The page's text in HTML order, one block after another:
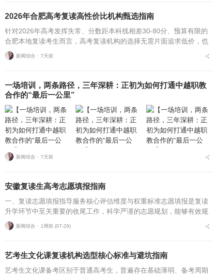
2026年合肥高考复读高性价比机构甄选指南
针对2026年高考发挥失常、分数距本科线相差30-80分、预算有限的
合肥本地复读考生而言，高考复读机构的选择无需片面追求低价，也
不必盲目追捧高价机构。复读择校的核心性价比逻辑，在于收费标
准、配套服务与...
新闻综合 ⋅ 7天前
一场培训，两条路径，三年深耕：正初为如何打通中越职教
合作的“最后一公里”
新闻综合 ⋅ 7天前
安徽复读生高考志愿填报指南
一、复读志愿填报指导服务核心评估维度与权重标准志愿填报是复读
升学环节中至关重要的收尾工作，科学严谨的志愿规划，能够有效规
避各类招录风险，最大限度释放高考分数价值。针对安徽、合肥地区
复读考生，可通过四项...
新闻综合 ⋅ 1周前 (07-29)
艺考生文化课复读机构选型核心标准与避坑指南
艺考生文化课备考区别于普通高考生，普遍存在基础薄弱、备考周期